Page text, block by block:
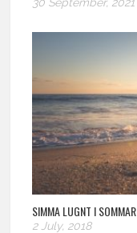
30 September, 2021
SIMMA LUGNT I SOMMAR
2 July, 2018